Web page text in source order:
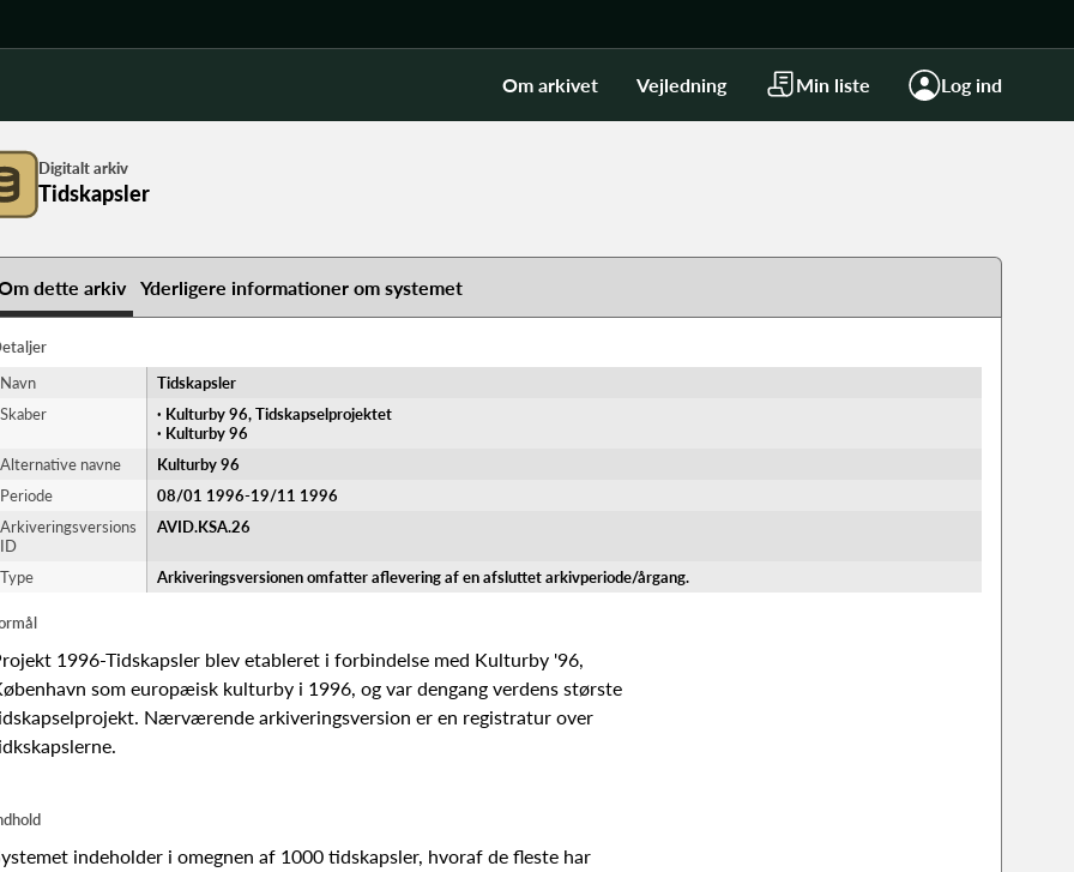
Om arkivet Vejledning Min liste Log ind
Digitalt arkiv
Tidskapsler
dette arkiv Yderligere informationer om systemet
Navn
Tidskapsler
Skaber
· Kulturby 96, Tidskapselprojektet
· Kulturby 96
Alternative navne
Kulturby 96
Periode
08/01 1996-​19/11 1996
Arkiveringsversions
ID
AVID.KSA.26
Type Arkiveringsversionen omfatter aflevering af en afsluttet arkivperiode/årgang.
1996-Tidskapsler blev etableret i forbindelse med Kulturby '96,
som europæisk kulturby i 1996, og var dengang verdens største
Nærværende arkiveringsversion er en registratur over
indeholder i omegnen af 1000 tidskapsler, hvoraf de fleste har